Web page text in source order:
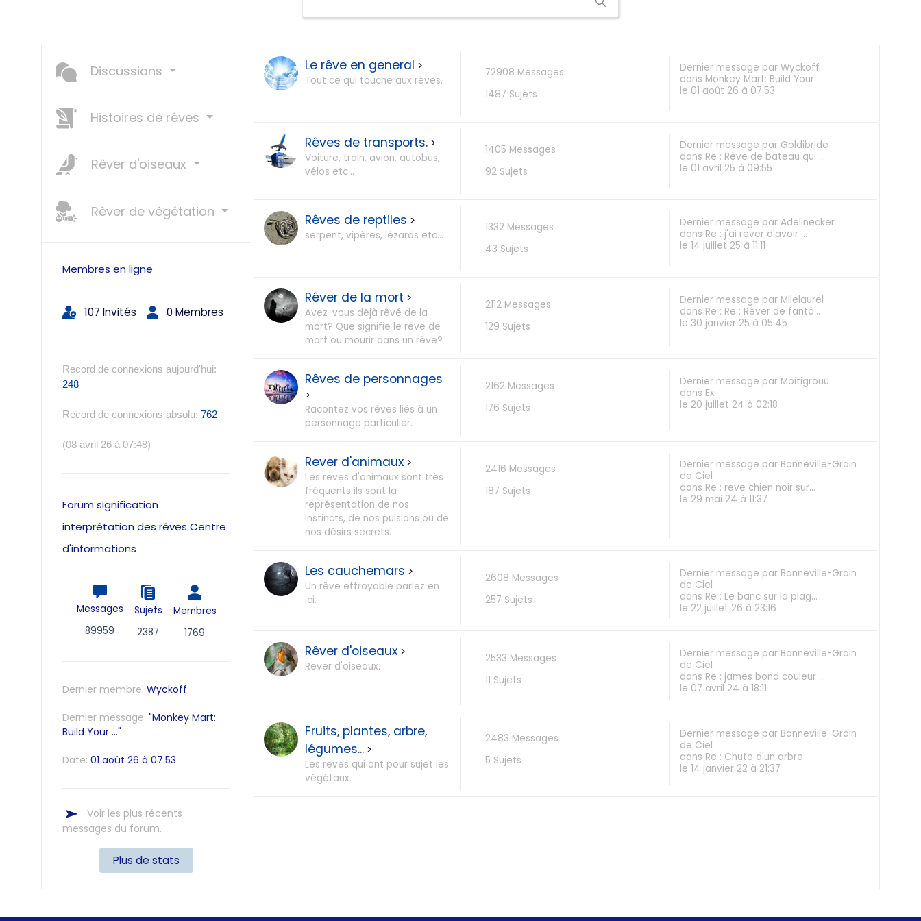
Discussions
Histoires de rêves
Rêver d'oiseaux
Rêver de végétation
Membres en ligne
107 Invités 0 Membres
Record de connexions aujourd'hui:
248
Record de connexions absolu: 762
(08 avril 26 à 07:48)
Forum signification
interprétation des rêves Centre
d'informations
Messages
89959
Sujets
2387
Membres
1769
Dernier membre: Wyckoff
Dernier message: "Monkey Mart:
Build Your ..."
Date: 01 août 26 à 07:53
Voir les plus récents
messages du forum.
Plus de stats
Le rêve en general >
Tout ce qui touche aux rêves.
72908 Messages
1487 Sujets
Dernier message par Wyckoff
dans Monkey Mart: Build Your ...
le 01 août 26 à 07:53
Rêves de transports. >
Voiture, train, avion, autobus,
vélos etc...
1405 Messages
92 Sujets
Dernier message par Goldibride
dans Re : Rêve de bateau qui ...
le 01 avril 25 à 09:55
Rêves de reptiles >
serpent, vipères, lézards etc...
1332 Messages
43 Sujets
Dernier message par Adelinecker
dans Re : j'ai rever d'avoir ...
le 14 juillet 25 à 11:11
Rêver de la mort >
Avez-vous déjà rêvé de la
mort? Que signifie le rêve de
mort ou mourir dans un rêve?
2112 Messages
129 Sujets
Dernier message par Mllelaurel
dans Re : Re : Rêver de fantô...
le 30 janvier 25 à 05:45
Rêves de personnages
>
Racontez vos rêves liés à un
personnage particulier.
2162 Messages
176 Sujets
Dernier message par Moitigrouu
dans Ex
le 20 juillet 24 à 02:18
Rever d'animaux >
Les reves d'animaux sont très
fréquents ils sont la
représentation de nos
instincts, de nos pulsions ou de
nos désirs secrets.
2416 Messages
187 Sujets
Dernier message par Bonneville-Grain
de Ciel
dans Re : reve chien noir sur...
le 29 mai 24 à 11:37
Les cauchemars >
Un rêve effroyable parlez en
ici.
2608 Messages
257 Sujets
Dernier message par Bonneville-Grain
de Ciel
dans Re : Le banc sur la plag...
le 22 juillet 26 à 23:16
Rêver d'oiseaux >
Rever d'oiseaux.
2533 Messages
11 Sujets
Dernier message par Bonneville-Grain
de Ciel
dans Re : james bond couleur ...
le 07 avril 24 à 18:11
Fruits, plantes, arbre,
légumes... >
Les reves qui ont pour sujet les
végétaux.
2483 Messages
5 Sujets
Dernier message par Bonneville-Grain
de Ciel
dans Re : Chute d'un arbre
le 14 janvier 22 à 21:37